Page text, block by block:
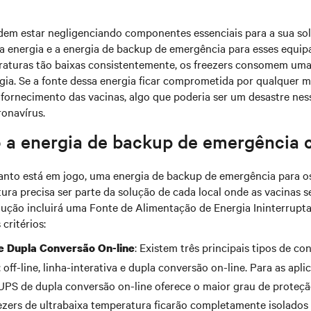
estar negligenciando componentes essenciais para a sua
energia e a energia de backup de emergência para esses
tão baixas consistentemente, os freezers consomem
Se a fonte dessa energia ficar comprometida por qualquer
das vacinas, algo que poderia ser um desastre
a energia de backup de emergência
está em jogo, uma energia de backup de emergência para
precisa ser parte da solução de cada local onde as vacinas
incluirá uma Fonte de Alimentação de Energia
critérios:
Dupla Conversão On-line: Existem três principais tipos de
off-line, linha-interativa e dupla conversão on-line. Para as
de dupla conversão on-line oferece o maior grau de
de ultrabaixa temperatura ficarão completamente